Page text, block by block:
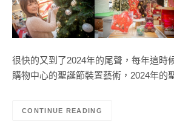
很快的又到了2024年的尾聲，每年這時
購物中心的聖誕節裝置藝術，2024年的
CONTINUE READING